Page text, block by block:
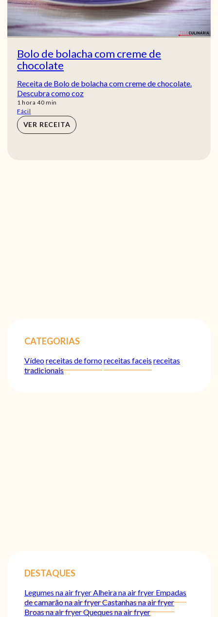
Bolo de bolacha com creme de
chocolate
Receita de Bolo de bolacha com creme de chocolate.
Descubra como coz
1 hora
hora 40min
min
Fácil
VER RECEITA
CATEGORIAS
Vídeoreceitas de fornoreceitas faceis receitas
tradicionais
DESTAQUES
Legumes na air fryer Alheira na air fryer Empadas
de camarão na air fryerCastanhas na air fryer
Broas na air fryerQueques na air fryer